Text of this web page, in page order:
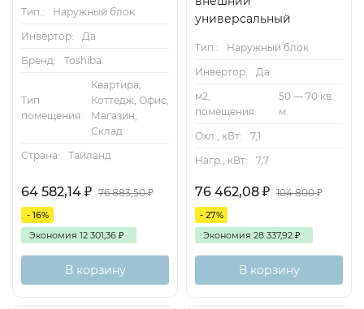
Тип.:
Наружный блок
Инвертор:
Да
Бренд:
Toshiba
Тип
помещения:
Квартира,
Коттедж, Офис,
Магазин,
Склад
Страна:
Тайланд
64 582,14 ₽ 76 883,50₽
- 16%
Экономия 12 301,36 ₽
В корзину
универсальный
Тип.:
Наружный блок
Инвертор:
Да
м2,
помещения:
50 — 70 кв.
м.
Охл., кВт:
7,1
Нагр., кВт:
7,7
76 462,08 ₽ 104 800₽
- 27%
Экономия 28 337,92 ₽
В корзину